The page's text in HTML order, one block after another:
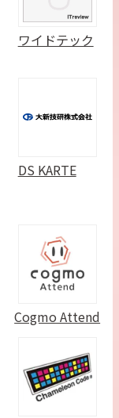
ワイドテック
DS KARTE
Cogmo Attend